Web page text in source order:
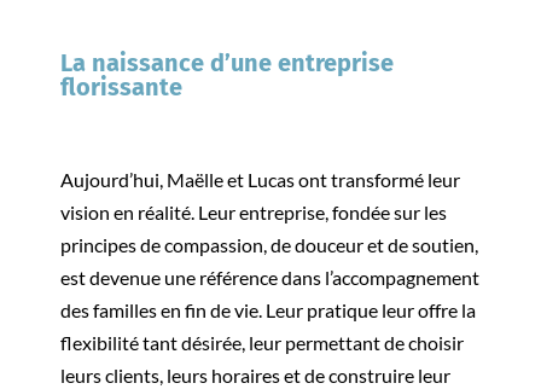
La naissance d’une entreprise
florissante
Aujourd’hui, Maëlle et Lucas ont transformé leur
vision en réalité. Leur entreprise, fondée sur les
principes de compassion, de douceur et de soutien,
est devenue une référence dans l’accompagnement
des familles en fin de vie. Leur pratique leur offre la
flexibilité tant désirée, leur permettant de choisir
leurs clients, leurs horaires et de construire leur